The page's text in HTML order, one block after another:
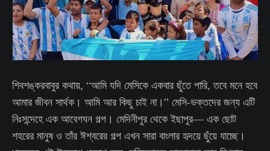
শিবশঙ্করবাবুর কথায়, “আমি যদি মেসিকে একবার ছুঁতে পারি, তবে মনে হবে
আমার জীবন সার্থক। আমি আর কিছু চাই না।” মেসি-ভক্তদের জন্য এটি
নিঃসন্দেহে এক আবেগঘন গল্প। মেদিনীপুর থেকে ইছাপুর— এক ছোট
শহরের মানুষ ও তাঁর ঈশ্বরের গল্প এখন সারা বাংলার হৃদয়ে ছুঁয়ে যাচ্ছে।